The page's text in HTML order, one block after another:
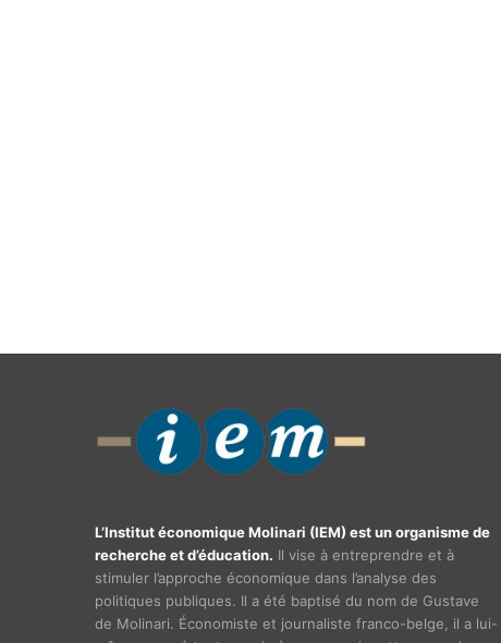
L’Institut économique Molinari (IEM) est un organisme de
recherche et d’éducation. Il vise à entreprendre et à
stimuler l’approche économique dans l’analyse des
politiques publiques. Il a été baptisé du nom de Gustave
de Molinari. Économiste et journaliste franco-belge, il a lui-